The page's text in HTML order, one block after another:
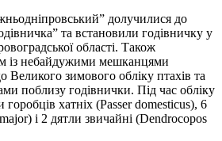
долучилися до
та встановили годівничку у
області. Також
із небайдужими мешканцями
Великого зимового обліку птахів та
поблизу годівнички. Під час обліку
горобців хатніх (Passer domesticus), 6
і 2 дятли звичайні (Dendrocopos